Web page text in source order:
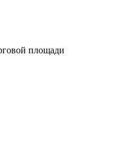
площади